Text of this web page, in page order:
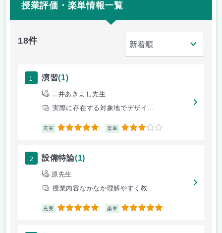
授業評価・楽単情報一覧
18件
1 演習(1)
二井あきよし先生
実際に存在する対象地でデザイ...
充実 5 楽単 3
2 設備特論(1)
原先生
授業内容なかなか理解やすく教...
充実 5 楽単 5